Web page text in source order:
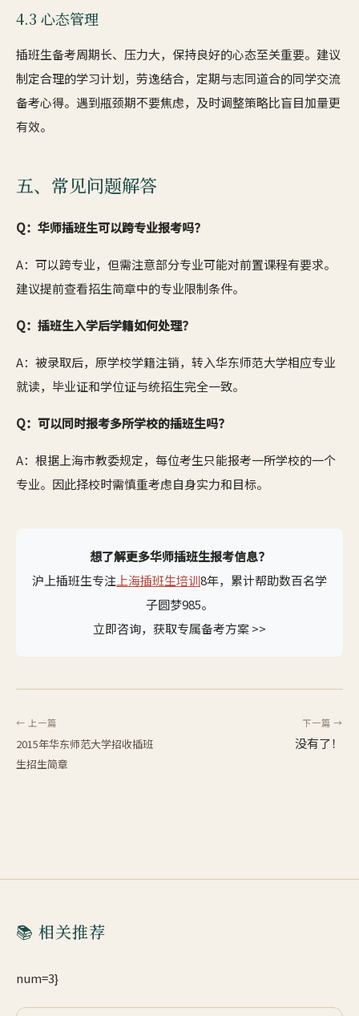
4.3 心态管理
插班生备考周期长、压力大，保持良好的心态至关重要。建议
制定合理的学习计划，劳逸结合，定期与志同道合的同学交流
备考心得。遇到瓶颈期不要焦虑，及时调整策略比盲目加量更
有效。
五、常见问题解答
Q：华师插班生可以跨专业报考吗？
A：可以跨专业，但需注意部分专业可能对前置课程有要求。
建议提前查看招生简章中的专业限制条件。
Q：插班生入学后学籍如何处理？
A：被录取后，原学校学籍注销，转入华东师范大学相应专业
就读，毕业证和学位证与统招生完全一致。
Q：可以同时报考多所学校的插班生吗？
A：根据上海市教委规定，每位考生只能报考一所学校的一个
专业。因此择校时需慎重考虑自身实力和目标。
想了解更多华师插班生报考信息？
沪上插班生专注 上海插班生培训8年，累计帮助数百名学
子圆梦985。
立即咨询，获取专属备考方案 >>
← 上一篇
2015年华东师范大学招收插班
生招生简章
下一篇 →
没有了！
📚 相关推荐
num=3}